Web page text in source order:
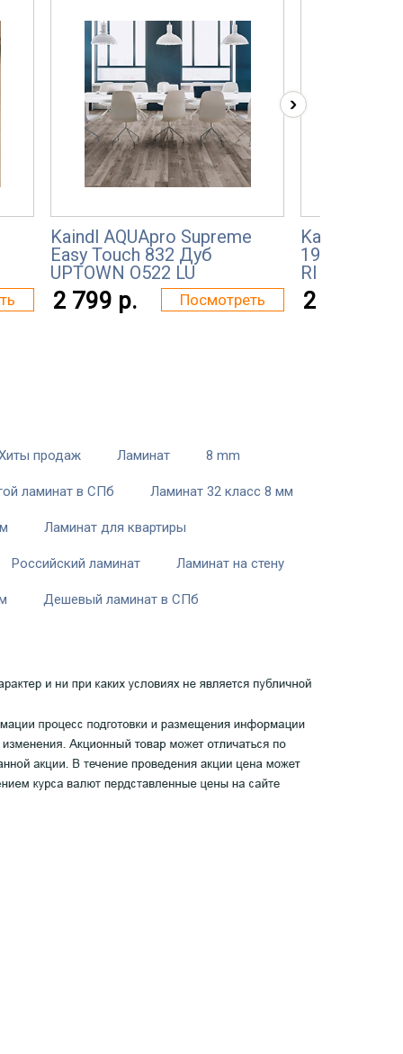
Kaindl AQUApro Supreme
Easy Touch 832 Дуб
UPTOWN О522 LU
2 799 р. Посмотреть
Kaindl
193x8мм
RI
2 258 р.
›
продаж Ламинат 8 mm
ламинат в СПб Ламинат 32 класс 8 мм
Ламинат для квартиры
Российский ламинат Ламинат на стену
Дешевый ламинат в СПб